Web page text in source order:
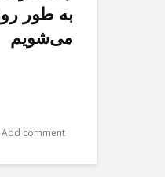
به طور
می‌شویم
Add comment